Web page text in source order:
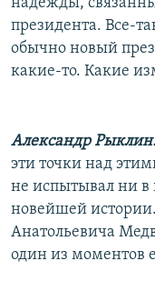
президента. Все-
обычно новый
какие-то. Какие
Александр
эти точки над
не испытывал ни
новейшей
Анатольевича
один из моментов